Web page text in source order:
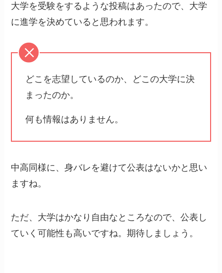
大学を受験をするような投稿はあったので、大学
に進学を決めていると思われます。
どこを志望しているのか、どこの大学に決
まったのか。
何も情報はありません。
中高同様に、身バレを避けて公表はないかと思い
ますね。
ただ、大学はかなり自由なところなので、公表し
ていく可能性も高いですね。期待しましょう。